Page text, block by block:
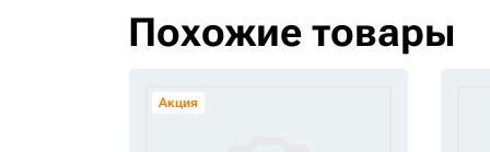
Похожие товары
Акция